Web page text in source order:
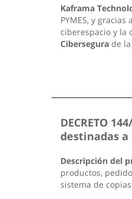
Kaframa
PYMES, y
ciberespacio y la
Cibersegura de
DECRETO
destinadas
Descripción del
productos,
sistema de